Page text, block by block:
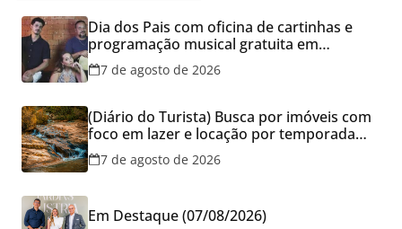
Dia dos Pais com oficina de cartinhas e
programação musical gratuita em
Aparecida de Goiânia
7 de agosto de 2026
(Diário do Turista) Busca por imóveis com
foco em lazer e locação por temporada
cresce no Brasil
7 de agosto de 2026
Em Destaque (07/08/2026)